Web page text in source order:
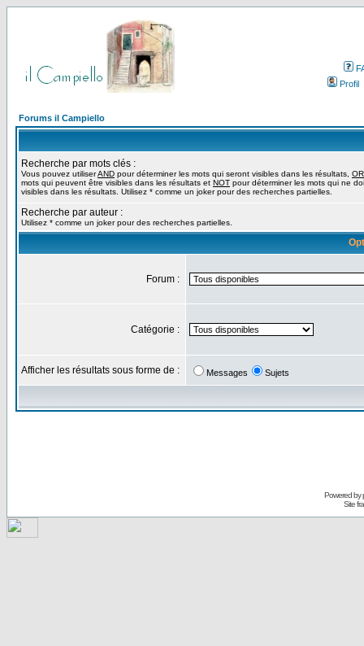
Profil
Forums il Campiello
Recherche par mots clés :
Vous pouvez utiliserAND pour déterminer les mots qui seront visibles dans les résultats, OR
mots qui peuvent être visibles dans les résultats et NOT pour déterminer les mots qui ne
visibles dans les résultats. Utilisez * comme un joker pour des recherches partielles.
Recherche par auteur :
Utilisez * comme un joker pour des recherches partielles.
Forum :
Catégorie :
Afficher les résultats sous forme de : Messages Sujets
Powered by
Site